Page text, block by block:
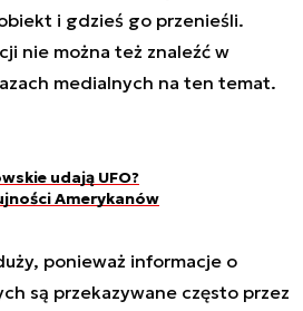
i gdzieś go przenieśli.
nie można też znaleźć w
medialnych na ten temat.
udają UFO?
Amerykanów
ponieważ informacje o
są przekazywane często przez